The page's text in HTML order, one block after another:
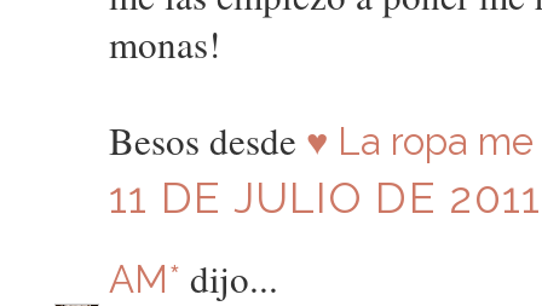
monas!
Besos desde ♥ La ropa
11 DE JULIO DE
AM* dijo...